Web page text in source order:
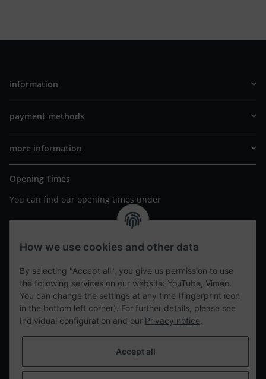
information
payment methods
more information
Opening Times
You can find our opening times under
https://www.wannavapor.de/Filialen
your personal site
contact details
tweet
teilen
How we use cookies and other data
By selecting "Accept all", you give us permission to use
the following services on our website: YouTube, Vimeo.
You can change the settings at any time (fingerprint icon
in the bottom left corner). For further details, please see
Individual configuration and our Privacy notice.
Accept all